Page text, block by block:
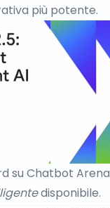
più potente.
su Chatbot Arena
disponibile.